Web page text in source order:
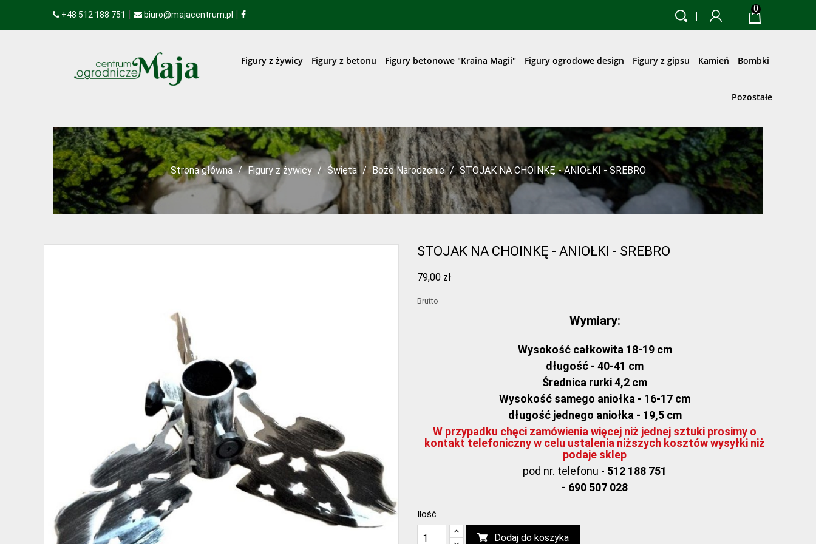
+48 512 188 751 | biuro@majacentrum.pl | 0
Figury z żywicy Figury z betonu Figury betonowe "Kraina Magii" Figury ogrodowe design Figury z gipsu Kamień Bombki
Pozostałe
Strona główna Figury z żywicy Święta Boże Narodzenie STOJAK NA CHOINKĘ - ANIOŁKI - SREBRO
STOJAK NA CHOINKĘ - ANIOŁKI - SREBRO
79,00 zł
Brutto
Wymiary:
Wysokość całkowita 18-19 cm
długość - 40-41 cm
Średnica rurki 4,2 cm
Wysokość samego aniołka - 16-17 cm
długość jednego aniołka - 19,5 cm
W przypadku chęci zamówienia więcej niż jednej sztuki prosimy o
kontakt telefoniczny w celu ustalenia niższych kosztów wysyłki niż
podaje sklep
pod nr. telefonu - 512 188 751
- 690 507 028
Ilość
Dodaj do koszyka